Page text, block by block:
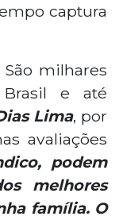
captura
milhares
e até
Lima, por
avaliações
podem
melhores
família. O